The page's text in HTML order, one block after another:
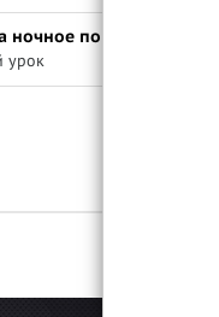
ночное поклонение
урок